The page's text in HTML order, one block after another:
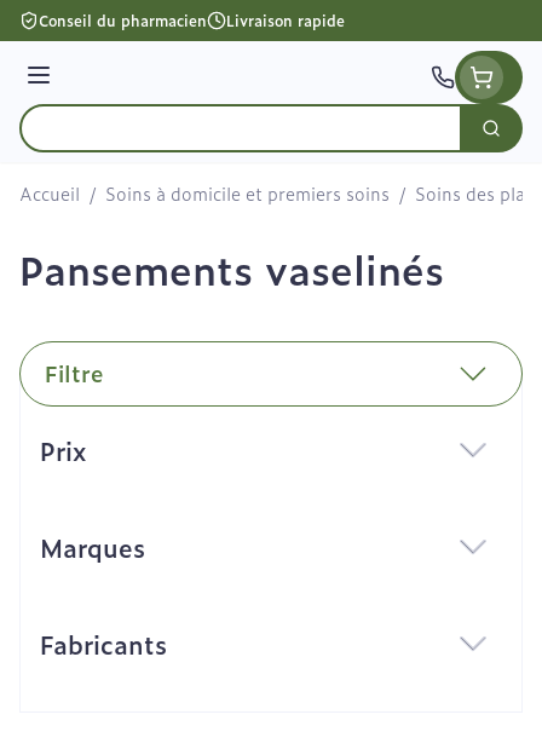
Aller au contenu
Conseil du pharmacien Livraison rapide
Menu
Rechercher
Accueil / Soins à domicile et premiers soins / Soins des
Pansements vaselinés
Filtre
Prix
Marques
Fabricants